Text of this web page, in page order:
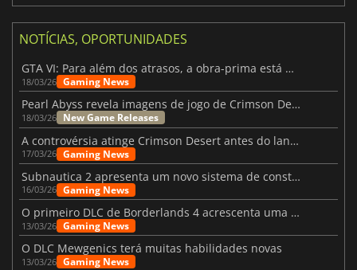
NOTÍCIAS, OPORTUNIDADES
GTA VI: Para além dos atrasos, a obra-prima está quase a chegar
18/03/26 Gaming News
Pearl Abyss revela imagens de jogo de Crimson Desert para a PS5
18/03/26 New Game Releases
A controvérsia atinge Crimson Desert antes do lançamento
17/03/26 Gaming News
Subnautica 2 apresenta um novo sistema de construção de bases
16/03/26 Gaming News
O primeiro DLC de Borderlands 4 acrescenta uma nova personagem e muito mais
13/03/26 Gaming News
O DLC Mewgenics terá muitas habilidades novas
13/03/26 Gaming News